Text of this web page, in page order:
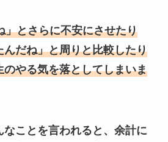
」とさらに不安にさせたり
だね」と周りと比較したり
やる気を落としてしまいま
なことを言われると、余計に